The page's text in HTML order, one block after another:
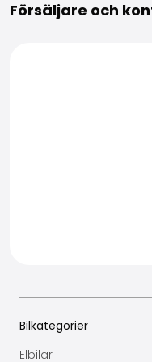
Försäljare och
Bilkategorier
Elbilar